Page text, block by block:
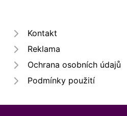
Kontakt
Reklama
Ochrana osobních údajů
Podmínky použití